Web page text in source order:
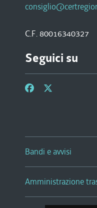
C.F. 80016340327
Seguici su
Bandi e avvisi
Amministrazione